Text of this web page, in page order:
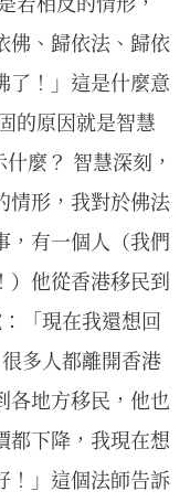
佛、歸依法、歸依
了！」這是什麼意
的原因就是智慧
麼？ 智慧深刻，
情形，我對於佛法
，有一個人（我們
）他從香港移民到
「現在我還想回
多人都離開香港
各地方移民，他也
都下降，我現在想
！」這個法師告訴